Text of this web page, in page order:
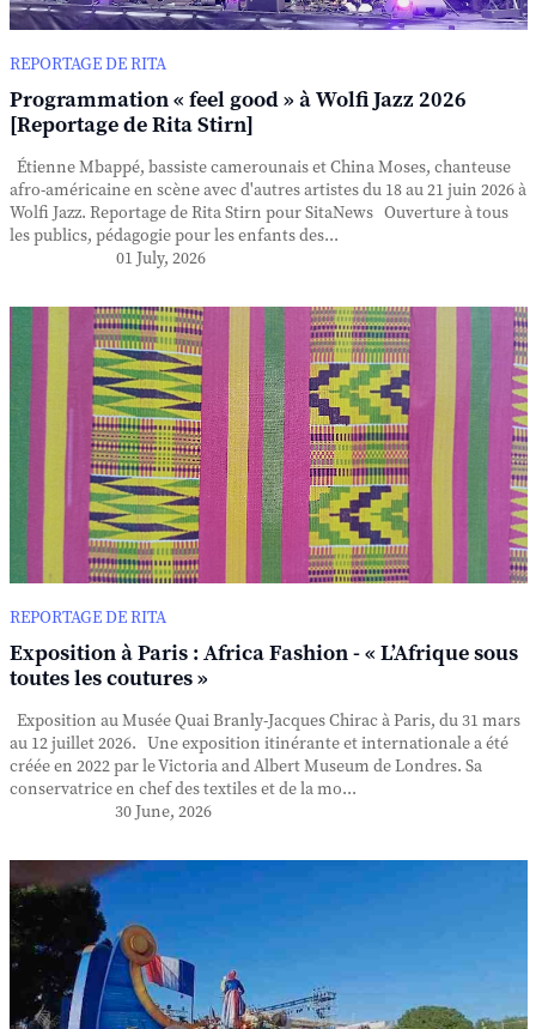
REPORTAGE DE RITA
Programmation « feel good » à Wolfi Jazz 2026
[Reportage de Rita Stirn]
Étienne Mbappé, bassiste camerounais et China Moses, chanteuse
afro-américaine en scène avec d'autres artistes du 18 au 21 juin 2026 à
Wolfi Jazz. Reportage de Rita Stirn pour SitaNews Ouverture à tous
les publics, pédagogie pour les enfants des...
01 July, 2026
REPORTAGE DE RITA
Exposition à Paris : Africa Fashion - « L’Afrique sous
toutes les coutures »
Exposition au Musée Quai Branly-Jacques Chirac à Paris, du 31 mars
au 12 juillet 2026. Une exposition itinérante et internationale a été
créée en 2022 par le Victoria and Albert Museum de Londres. Sa
conservatrice en chef des textiles et de la mo...
30 June, 2026